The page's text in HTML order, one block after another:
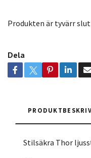
Produkten är tyvärr slut
Dela
Stilsäkra Thor